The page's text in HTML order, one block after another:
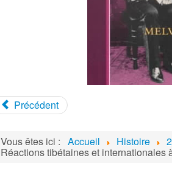
Précédent
Vous êtes ici : Accueil Histoire
Réactions tibétaines et internationales